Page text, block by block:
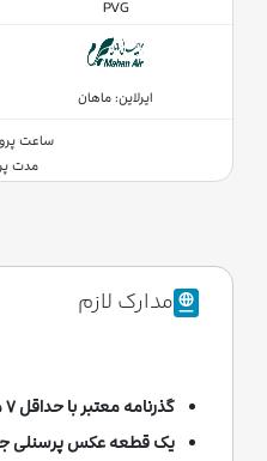
PVG
ایرلاین: ماهان
ساعت پرواز
مدت
مدارک لازم
گذرنامه معتبر با حداقل ۷ ماه اعتبار از تاریخ سفر